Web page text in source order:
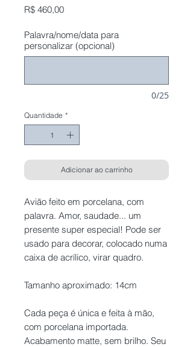
R$ 460,00Preço
Palavra/nome/data para
personalizar (opcional)
0/25
Quantidade *
Adicionar ao carrinho
Avião feito em porcelana, com
palavra. Amor, saudade... um
presente super especial! Pode ser
usado para decorar, colocado numa
caixa de acrílico, virar quadro.
Tamanho aproximado: 14cm
Cada peça é única e feita à mão,
com porcelana importada.
Acabamento matte, sem brilho. Seu